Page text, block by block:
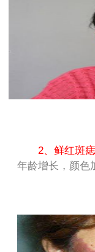
2、鲜红斑痣
年龄增长，颜色